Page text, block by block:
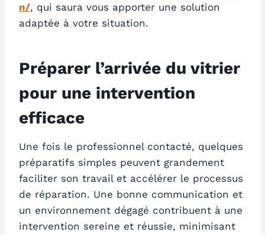
n/, qui saura vous apporter une solution
adaptée à votre situation.
Préparer l’arrivée du vitrier
pour une intervention
efficace
Une fois le professionnel contacté, quelques
préparatifs simples peuvent grandement
faciliter son travail et accélérer le processus
de réparation. Une bonne communication et
un environnement dégagé contribuent à une
intervention sereine et réussie, minimisant